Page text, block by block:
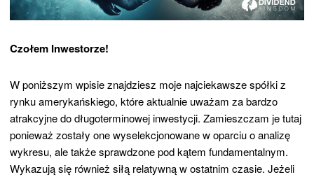
Czołem Inwestorze!
W poniższym wpisie znajdziesz moje najciekawsze spółki z
rynku amerykańskiego, które aktualnie uważam za bardzo
atrakcyjne do długoterminowej inwestycji. Zamieszczam je tutaj
ponieważ zostały one wyselekcjonowane w oparciu o analizę
wykresu, ale także sprawdzone pod kątem fundamentalnym.
Wykazują się również siłą relatywną w ostatnim czasie. Jeżeli